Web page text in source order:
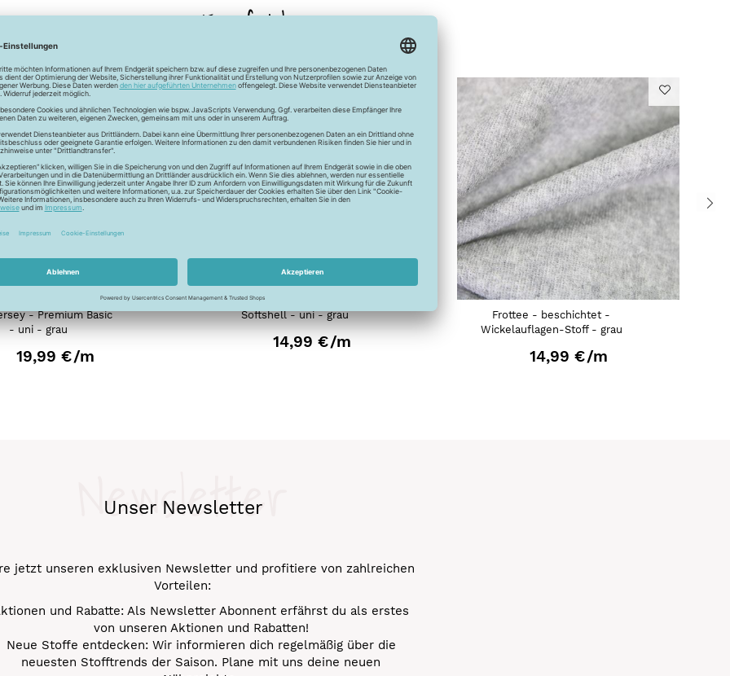
Empfehlung
- Premium Basic
- uni - grau
19,99 €/m
Softshell - uni - grau
14,99 €/m
Frottee - beschichtet -
Wickelauflagen-Stoff - grau
14,99 €/m
Unser Newsletter
Newsletter
jetzt unseren exklusiven Newsletter und profitiere von zahlreichen
Vorteilen:
und Rabatte: Als Newsletter Abonnent erfährst du als erstes
von unseren Aktionen und Rabatten!
Neue Stoffe entdecken: Wir informieren dich regelmäßig über die
neuesten Stofftrends der Saison. Plane mit uns deine neuen